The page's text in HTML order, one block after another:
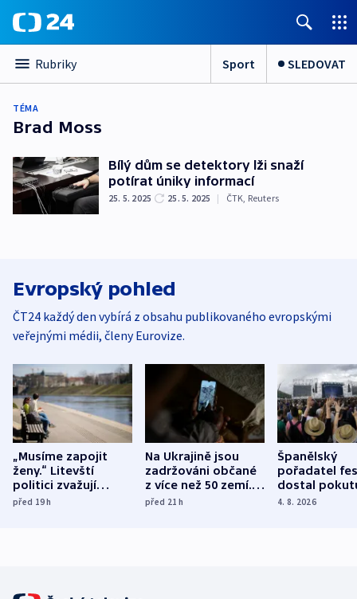
Rubriky Sport SLEDOVAT
TÉMA
Brad Moss
Bílý dům se detektory lži snaží
potírat úniky informací
25. 5. 2025 25. 5. 2025 | ČTK, Reuters
Evropský pohled
ČT24 každý den vybírá z obsahu publikovaného evropskými
veřejnými médii, členy Eurovize.
„Musíme zapojit
ženy.“ Litevští
politici zvažují
dohodu o
před 19h
Na Ukrajině jsou
zadržováni občané
z více než 50 zemí.
Bojovali na straně
před 21h
Španělský
pořadatel
dostal
nekalé
4. 8. 2026